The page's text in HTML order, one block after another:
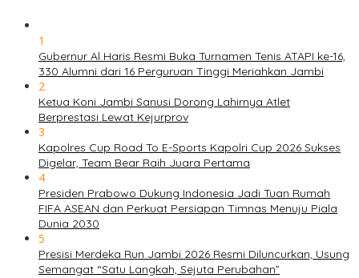
1
Gubernur Al Haris Resmi Buka Turnamen Tenis ATAPI ke-16,
330 Alumni dari 16 Perguruan Tinggi Meriahkan Jambi
2
Ketua Koni Jambi Sanusi Dorong Lahirnya Atlet
Berprestasi Lewat Kejurprov
3
Kapolres Cup Road To E-Sports Kapolri Cup 2026 Sukses
Digelar, Team Bear Raih Juara Pertama
4
Presiden Prabowo Dukung Indonesia Jadi Tuan Rumah
FIFA ASEAN dan Perkuat Persiapan Timnas Menuju Piala
Dunia 2030
5
Presisi Merdeka Run Jambi 2026 Resmi Diluncurkan, Usung
Semangat “Satu Langkah, Sejuta Perubahan”